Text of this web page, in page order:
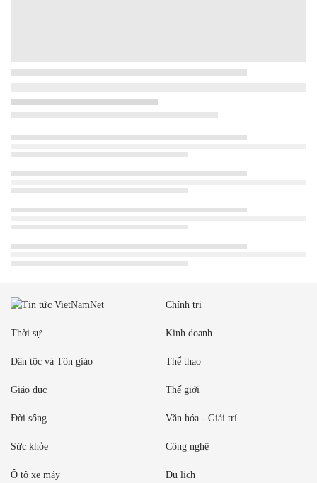
Chính trị
Thời sự Kinh doanh
Dân tộc và Tôn giáo Thể thao
Giáo dục Thế giới
Đời sống Văn hóa - Giải trí
Sức khỏe Công nghệ
Ô tô xe máy Du lịch